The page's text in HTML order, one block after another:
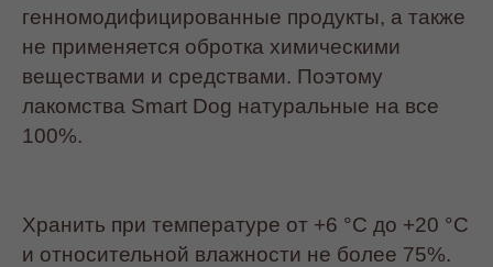
генномодифицированные продукты, а также
не применяется обротка химическими
веществами и средствами. Поэтому
лакомства Smart Dog натуральные на все
100%.
Хранить при температуре от +6 °С до +20 °С
и относительной влажности не более 75%.